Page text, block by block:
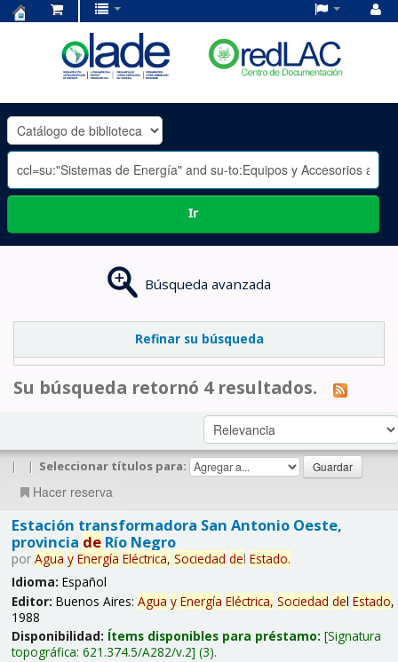
OLADE
-
Ir
Búsqueda avanzada
Refinar su búsqueda
Su búsqueda retornó 4 resultados.
| | Seleccionar títulos para:
Hacer reserva
Estación transformadora San Antonio Oeste,
provincia deRío Negro
por Agua y Energía Eléctrica, Sociedad del Estado.
Idioma: Español
Editor: Buenos Aires: Agua y Energía Eléctrica, Sociedad del Estado,
1988
Disponibilidad: Ítems disponibles para préstamo: Signatura
topográfica: 621.374.5/A282/v.2 (3).